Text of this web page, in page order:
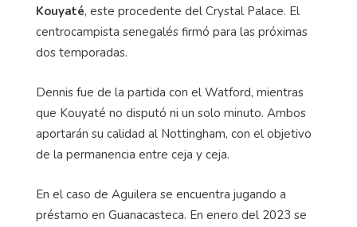
Kouyaté, este procedente del Crystal Palace. El
centrocampista senegalés firmó para las próximas
dos temporadas.
Dennis fue de la partida con el Watford, mientras
que Kouyaté no disputó ni un solo minuto. Ambos
aportarán su calidad al Nottingham, con el objetivo
de la permanencia entre ceja y ceja.
En el caso de Aguilera se encuentra jugando a
préstamo en Guanacasteca. En enero del 2023 se